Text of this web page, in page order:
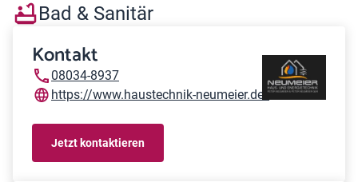
Bad & Sanitär
Kontakt
08034-8937
https://www.haustechnik-neumeier.de/
Jetzt kontaktieren